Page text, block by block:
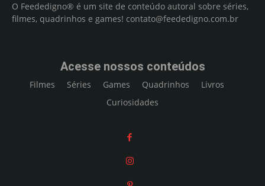
O Feededigno® é um site de conteúdo autoral sobre séries,
filmes, quadrinhos e games! contato@feededigno.com.br
Acesse nossos conteúdos
Filmes Séries Games Quadrinhos
Livros
Curiosidades